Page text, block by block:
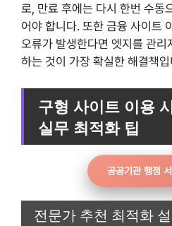
로, 만료 후에는 다시 한번 수동
어야 합니다. 또한 금융 사이트
오류가 발생한다면 엣지를 관리
하는 것이 가장 확실한 해결책입
구형 사이트 이용
실무 최적화 팁
공공기관 행정
전문가 추천 최적화